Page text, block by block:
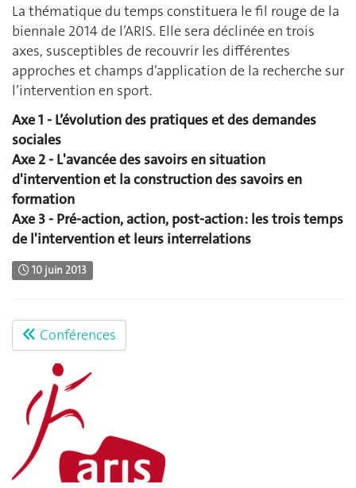
La thématique du temps constituera le fil rouge de la
biennale 2014 de l’ARIS. Elle sera déclinée en trois
axes, susceptibles de recouvrir les différentes
approches et champs d’application de la recherche sur
l’intervention en sport.
Axe 1 - L’évolution des pratiques et des demandes
sociales
Axe 2 - L'avancée des savoirs en situation
d'intervention et la construction des savoirs en
formation
Axe 3 - Pré-action, action, post-action : les trois temps
de l'intervention et leurs interrelations
10 juin 2013
Conférences